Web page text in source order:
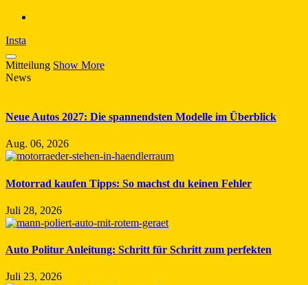
Insta
Mitteilung Show More
News
Neue Autos 2027: Die spannendsten Modelle im Überblick
Aug. 06, 2026
Motorrad kaufen Tipps: So machst du keinen Fehler
Juli 28, 2026
Auto Politur Anleitung: Schritt für Schritt zum perfekten
Juli 23, 2026